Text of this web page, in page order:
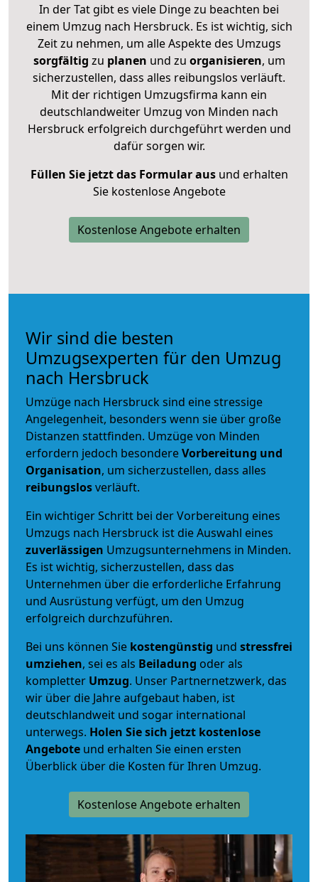
In der Tat gibt es viele Dinge zu beachten bei
einem Umzug nach Hersbruck. Es ist wichtig, sich
Zeit zu nehmen, um alle Aspekte des Umzugs
sorgfältig zu planen und zu organisieren, um
sicherzustellen, dass alles reibungslos verläuft.
Mit der richtigen Umzugsfirma kann ein
deutschlandweiter Umzug von Minden nach
Hersbruck erfolgreich durchgeführt werden und
dafür sorgen wir.
Füllen Sie jetzt das Formular ausund erhalten
Sie kostenlose Angebote
Kostenlose Angebote erhalten
Wir sind die besten
Umzugsexperten für den Umzug
nach Hersbruck
Umzüge nach Hersbruck sind eine stressige
Angelegenheit, besonders wenn sie über große
Distanzen stattfinden. Umzüge von Minden
erfordern jedoch besondereVorbereitung und
Organisation, um sicherzustellen, dass alles
reibungslosverläuft.
Ein wichtiger Schritt bei der Vorbereitung eines
Umzugs nach Hersbruck ist die Auswahl eines
zuverlässigen Umzugsunternehmens in Minden.
Es ist wichtig, sicherzustellen, dass das
Unternehmen über die erforderliche Erfahrung
und Ausrüstung verfügt, um den Umzug
erfolgreich durchzuführen.
Bei uns können Sie kostengünstig und stressfrei
umziehen, sei es als Beiladung oder als
kompletter Umzug. Unser Partnernetzwerk, das
wir über die Jahre aufgebaut haben, ist
deutschlandweit und sogar international
unterwegs. Holen Sie sich jetzt kostenlose
Angebote und erhalten Sie einen ersten
Überblick über die Kosten für Ihren Umzug.
Kostenlose Angebote erhalten